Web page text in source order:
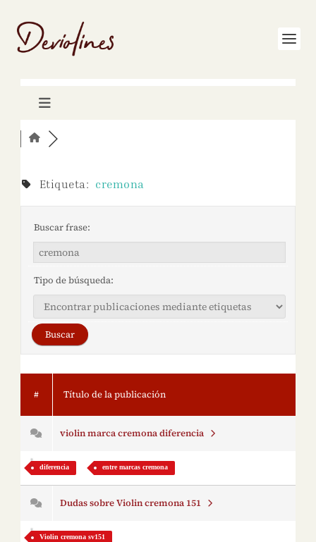
Etiqueta: cremona
Buscar frase:
Tipo de búsqueda:
# Título de la publicación
violin marca cremona diferencia
diferencia entre marcas cremona
Dudas sobre Violin cremona 151
Violin cremona sv151